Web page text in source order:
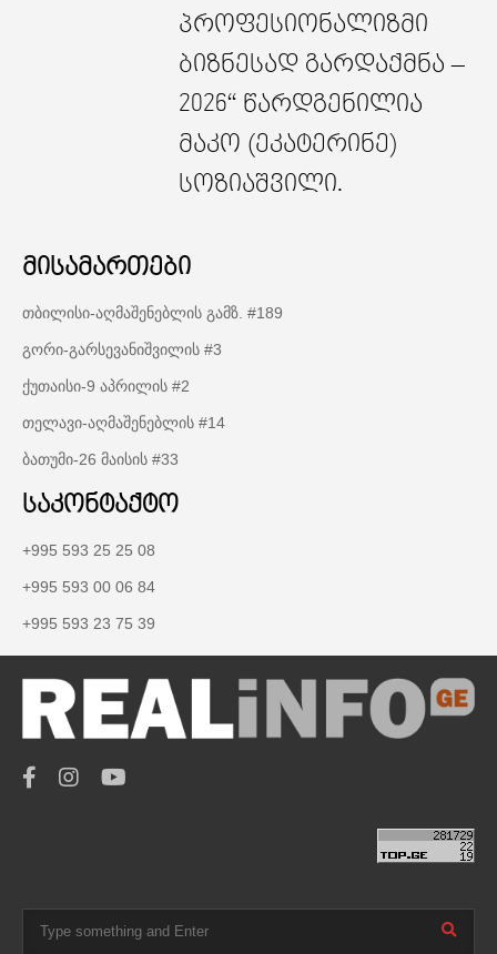
პროფესიონალიზმი
ბიზნესად გარდაქმნა –
2026“ წარდგენილია
მაკო (ეკატერინე)
სოზიაშვილი.
მისამართები
თბილისი-აღმაშენებლის გამზ. #189
გორი-გარსევანიშვილის #3
ქუთაისი-9 აპრილის #2
თელავი-აღმაშენებლის #14
ბათუმი-26 მაისის #33
საკონტაქტო
+995 593 25 25 08
+995 593 00 06 84
+995 593 23 75 39